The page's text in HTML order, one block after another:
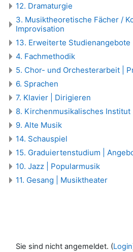
12. Dramaturgie
3. Musiktheoretische Fächer /
Improvisation
13. Erweiterte Studienangebote
4. Fachmethodik
5. Chor- und Orchesterarbeit |
6. Sprachen
7. Klavier | Dirigieren
8. Kirchenmusikalisches Institut
9. Alte Musik
14. Schauspiel
15. Graduiertenstudium |
10. Jazz | Popularmusik
11. Gesang | Musiktheater
Sie sind nicht angemeldet. (Login